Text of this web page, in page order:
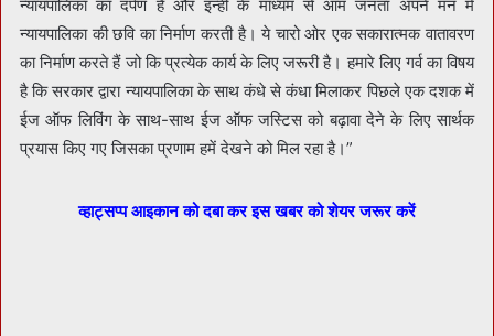
न्यायपालिका का दर्पण है और इन्ही के माध्यम से आम जनता अपने मन में
न्यायपालिका की छवि का निर्माण करती है। ये चारो ओर एक सकारात्मक वातावरण
का निर्माण करते हैं जो कि प्रत्येक कार्य के लिए जरूरी है। हमारे लिए गर्व का विषय
है कि सरकार द्वारा न्यायपालिका के साथ कंधे से कंधा मिलाकर पिछले एक दशक में
ईज ऑफ लिविंग के साथ-साथ ईज ऑफ जस्टिस को बढ़ावा देने के लिए सार्थक
प्रयास किए गए जिसका प्रणाम हमें देखने को मिल रहा है।”
व्हाट्सप्प आइकान को दबा कर इस खबर को शेयर जरूर करें